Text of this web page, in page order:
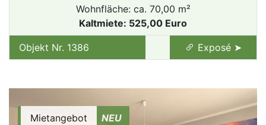
Wohnfläche: ca. 70,00 m²
Kaltmiete: 525,00 Euro
Exposé ➤
Objekt Nr. 1386
Mietangebot NEU